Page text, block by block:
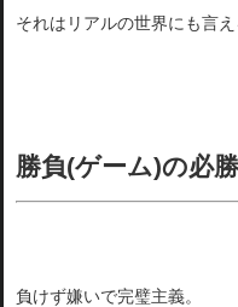
それはリアルの世界にも言
勝負(ゲーム)の必
負けず嫌いで完璧主義。